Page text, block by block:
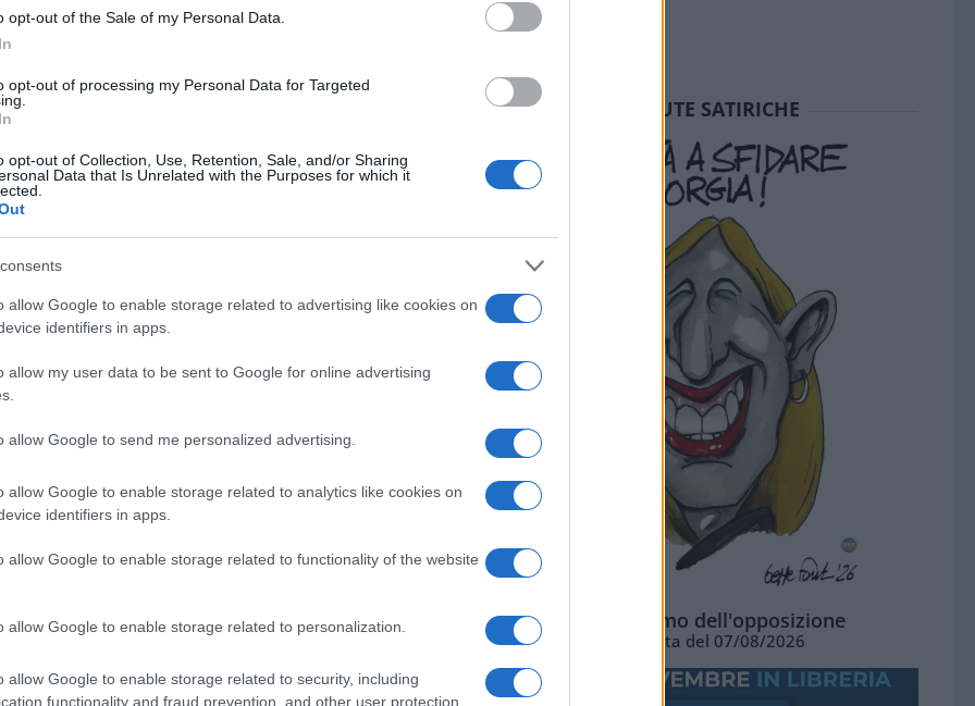
opt-out of the Sale of my Personal Data.
opt-out of processing my Personal Data for Targeted
opt-out of Collection, Use, Retention, Sale, and/or Sharing
Data that Is Unrelated with the Purposes for which it
allow Google to enable storage related to advertising like cookies on
identifiers in apps.
allow my user data to be sent to Google for online advertising
allow Google to send me personalized advertising.
allow Google to enable storage related to analytics like cookies on
identifiers in apps.
allow Google to enable storage related to functionality of the website
allow Google to enable storage related to personalization.
allow Google to enable storage related to security, including
functionality and fraud prevention, and other user protection.
dei ministri.
a proposito del piano fuffa da 200
taskforce. Sorgi scrive che l’ha
che non firmerà.
gli spostamenti alle provincie. Milan, su
ondata. Libero sperimenta il nuovo
pazzesca. Nicoletti sfotte.
oggi lo farei se in cambio recuperassi
sul Giornale non si unisce al coro di
SEDUTE SATIRICHE
L'ottimismo dell'opposizione
Vignetta del 07/08/2026